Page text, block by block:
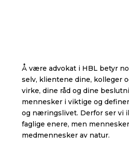
Å være advokat i HBL betyr
selv, klientene dine, kolleger
virke, dine råd og dine
mennesker i viktige og
og næringslivet. Derfor ser vi
faglige enere, men
medmennesker av natur.